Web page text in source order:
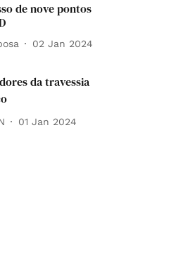
de nove pontos
02 Jan 2024
da travessia
01 Jan 2024